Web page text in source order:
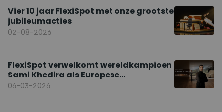
Vier 10 jaar FlexiSpot met onze grootste
jubileumacties
02-08-2026
FlexiSpot verwelkomt wereldkampioen
Sami Khedira als Europese
merkambassadeur
06-03-2026